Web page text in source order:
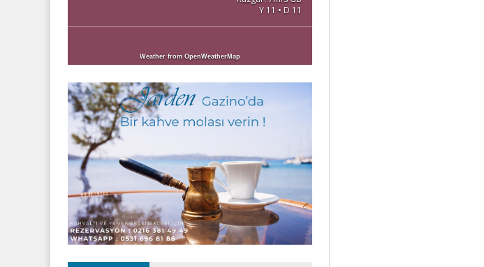
Y 11 • D 11
Weather from OpenWeatherMap